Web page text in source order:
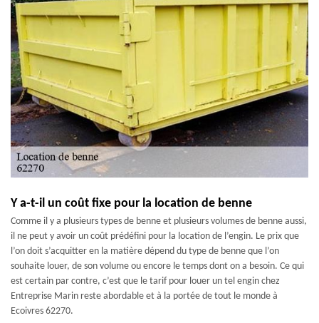
Y a-t-il un coût fixe pour la location de benne
Comme il y a plusieurs types de benne et plusieurs volumes de benne aussi,
il ne peut y avoir un coût prédéfini pour la location de l’engin. Le prix que
l’on doit s’acquitter en la matière dépend du type de benne que l’on
souhaite louer, de son volume ou encore le temps dont on a besoin. Ce qui
est certain par contre, c’est que le tarif pour louer un tel engin chez
Entreprise Marin reste abordable et à la portée de tout le monde à
Ecoivres 62270.